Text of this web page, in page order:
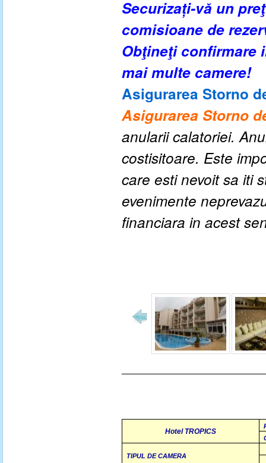
Securizați-vă un
comisioane de
Obţineţi confirmare
mai multe camere!
Asigurarea Storno
Asigurarea Storno
anularii calatoriei.
costisitoare. Este
care esti nevoit sa iti
evenimente
financiara in acest
Hotel TROPICS
TIPUL DE CAMERA